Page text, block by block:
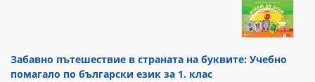
Забавно пътешествие в страната на буквите: Учебно
помагало по български език за 1. клас